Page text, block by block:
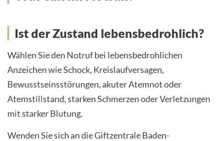
Ist der Zustand lebensbedrohlich?
Wählen Sie den Notruf bei lebensbedrohlichen
Anzeichen wie Schock, Kreislaufversagen,
Bewusstseinsstörungen, akuter Atemnot oder
Atemstillstand, starken Schmerzen oder Verletzungen
mit starker Blutung.
Wenden Sie sich an die Giftzentrale Baden-